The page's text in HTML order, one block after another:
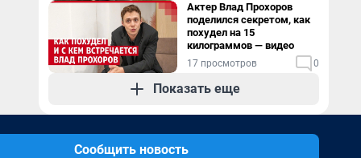
Актер Влад Прохоров
поделился секретом, как
похудел на 15
килограммов — видео
17 просмотров 0
Показать еще
Сообщить новость